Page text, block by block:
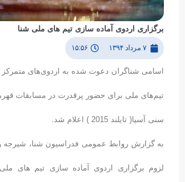
برگزاری اردوی آماده سازی تیم های ملی شنا
۷ مرداد ۱۳۹۴ ۱۵:۵۶
اسامی شناگران دعوت شده به اردوی‌های متمرکز
تیم‌های ملی برای حضور پرقدرت در مسابقات
سنی آسیا( تایلند 2015 ) اعلام شد.
به گزارش روابط عمومی فدراسیون شنا، شیرجه و
لزوم برگزاری اردوی آماده سازی تیم های